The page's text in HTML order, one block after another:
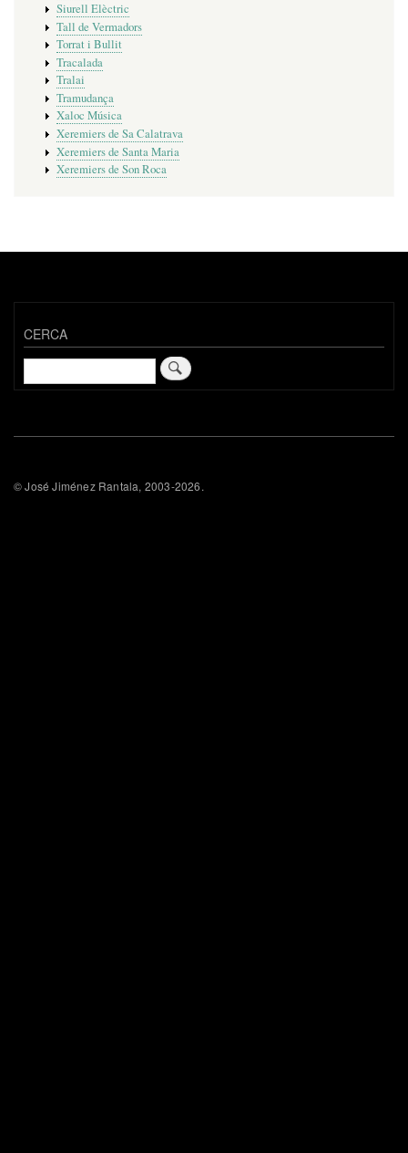
Siurell Elèctric
Tall de Vermadors
Torrat i Bullit
Tracalada
Tralai
Tramudança
Xaloc Música
Xeremiers de Sa Calatrava
Xeremiers de Santa Maria
Xeremiers de Son Roca
CERCA
© José Jiménez Rantala, 2003-2026.